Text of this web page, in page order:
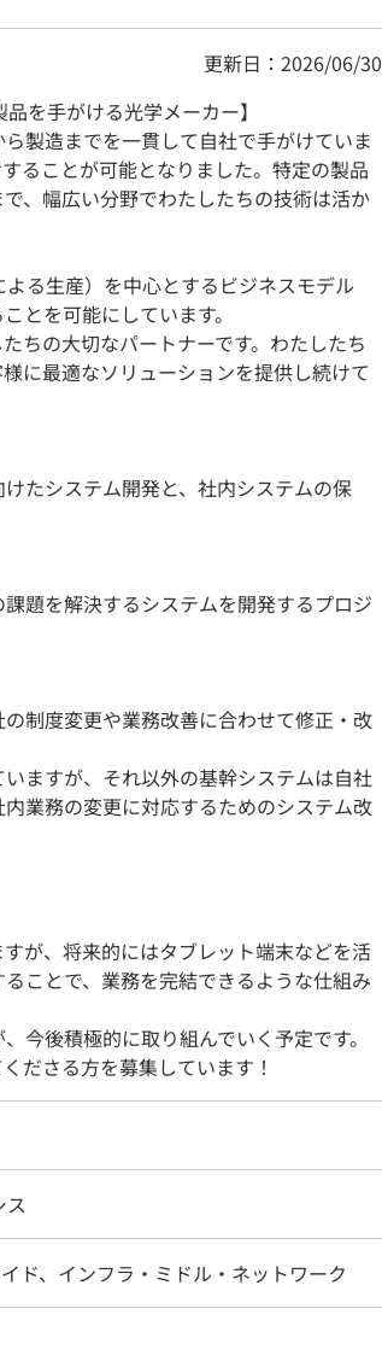
更新日：2026/06/30
を手がける光学メーカー】
製造までを一貫して自社で手がけていま
ることが可能となりました。特定の製品
、幅広い分野でわたしたちの技術は活か
る生産）を中心とするビジネスモデル
とを可能にしています。
ちの大切なパートナーです。わたしたち
に最適なソリューションを提供し続けて
たシステム開発と、社内システムの保
題を解決するシステムを開発するプロジ
制度変更や業務改善に合わせて修正・改
ますが、それ以外の基幹システムは自社
業務の変更に対応するためのシステム改
が、将来的にはタブレット端末などを活
ことで、業務を完結できるような仕組み
今後積極的に取り組んでいく予定です。
ださる方を募集しています！
ス
ド、インフラ・ミドル・ネットワーク